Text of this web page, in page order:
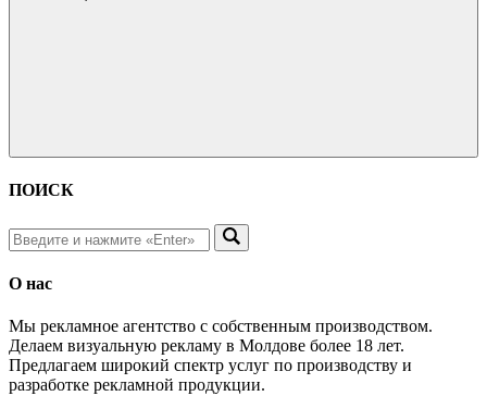
ПОИСК
О нас
Мы рекламное агентство с собственным производством.
Делаем визуальную рекламу в Молдове более 18 лет.
Предлагаем широкий спектр услуг по производству и
разработке рекламной продукции.